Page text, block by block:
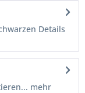
Details
mehr